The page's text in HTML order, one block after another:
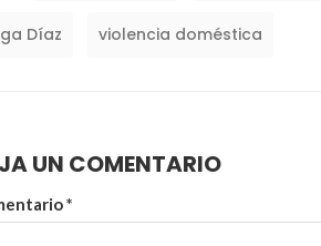
Díaz violencia doméstica
UN COMENTARIO
*